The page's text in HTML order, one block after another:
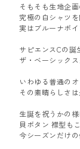
そもそも生地企
究極の白シャツ
実はブルーナボ
サピエンスCの誕
ザ・ベーシック
いわゆる普通の
その素晴らしさ
生誕を祝うかの
貝ボタン 襟型も
今シーズンだけ